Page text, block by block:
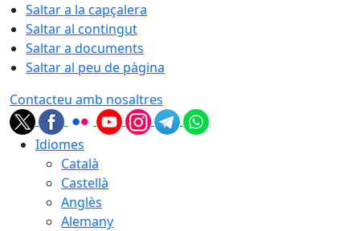
Saltar a la capçalera
Saltar al contingut
Saltar a documents
Saltar al peu de pàgina
Contacteu amb nosaltres
Idiomes
Català
Castellà
Anglès
Alemany